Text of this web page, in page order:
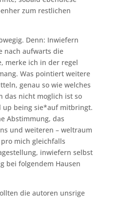
zum restlichen
Denn: Inwiefern
nach aufwarts die
merke ich in der regel
Was pointiert weitere
genau so wie welches
das nicht moglich ist so
up being sie*auf mitbringt.
Abstimmung, das
und weiteren – weltraum
mich gleichfalls
inwiefern selbst
bei folgendem Hausen
die autoren unsrige